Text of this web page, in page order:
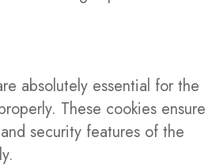
absolutely essential for the
These cookies ensure
security features of the